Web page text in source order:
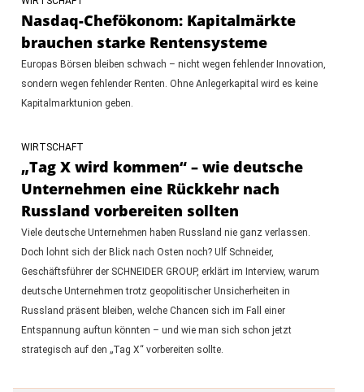
Nasdaq-Chefökonom: Kapitalmärkte
brauchen starke Rentensysteme
Europas Börsen bleiben schwach – nicht wegen fehlender Innovation,
sondern wegen fehlender Renten. Ohne Anlegerkapital wird es keine
Kapitalmarktunion geben.
WIRTSCHAFT
„Tag X wird kommen“ – wie deutsche
Unternehmen eine Rückkehr nach
Russland vorbereiten sollten
Viele deutsche Unternehmen haben Russland nie ganz verlassen.
Doch lohnt sich der Blick nach Osten noch? Ulf Schneider,
Geschäftsführer der SCHNEIDER GROUP, erklärt im Interview, warum
deutsche Unternehmen trotz geopolitischer Unsicherheiten in
Russland präsent bleiben, welche Chancen sich im Fall einer
Entspannung auftun könnten – und wie man sich schon jetzt
strategisch auf den „Tag X“ vorbereiten sollte.